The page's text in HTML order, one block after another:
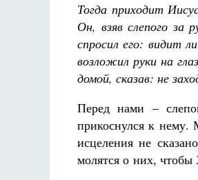
Тогда приходит
Он, взяв слепого за
спросил его: видит
возложил руки на
домой, сказав: не
Перед нами –
прикоснулся к нему.
исцеления не
молятся о них, чтобы